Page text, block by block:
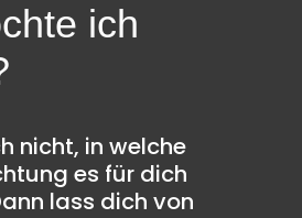
ich
nicht, in welche
es für dich
lass dich von